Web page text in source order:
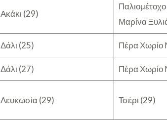
Ακάκι (29)
Μαρίνα
Δάλι (25) Πέρα Χωρίο
Δάλι (27) Πέρα Χωρίο
Λευκωσία (29) Τσέρι (29)